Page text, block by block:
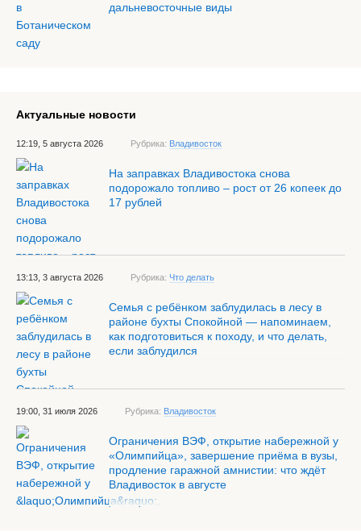
дальневосточные виды
Актуальные новости
12:19, 5 августа 2026 Рубрика: Владивосток
На заправках Владивостока снова
подорожало топливо – рост от 26 копеек до
17 рублей
13:13, 3 августа 2026 Рубрика: Что делать
Семья с ребёнком заблудилась в лесу в
районе бухты Спокойной — напоминаем,
как подготовиться к походу, и что делать,
если заблудился
19:00, 31 июля 2026 Рубрика: Владивосток
Ограничения ВЭФ, открытие набережной у
«Олимпийца», завершение приёма в вузы,
продление гаражной амнистии: что ждёт
Владивосток в августе